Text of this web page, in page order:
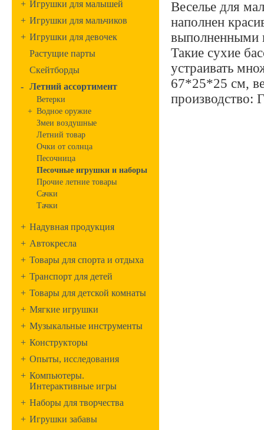
+ Игрушки для малышей
+ Игрушки для мальчиков
+ Игрушки для девочек
Растущие парты
Скейтборды
- Летний ассортимент
Ветерки
+ Водное оружие
Змеи воздушные
Летний товар
Очки от солнца
Песочница
Песочные игрушки и наборы
Прочие летние товары
Сачки
Тачки
+ Надувная продукция
+ Автокресла
+ Товары для спорта и отдыха
+ Транспорт для детей
+ Товары для детской комнаты
+ Мягкие игрушки
+ Музыкальные инструменты
+ Конструкторы
+ Опыты, исследования
+ Компьютеры.
Интерактивные игры
+ Наборы для творчества
+ Игрушки забавы
Веселье для
наполнен
выполненными
Такие сухие
устраивать
67*25*25 см,
производство: